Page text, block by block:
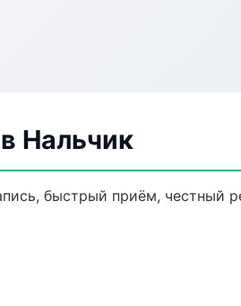
Нальчик
быстрый приём, честный